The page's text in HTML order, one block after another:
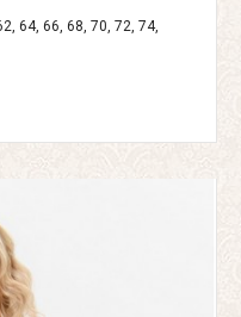
64, 66, 68, 70, 72, 74,